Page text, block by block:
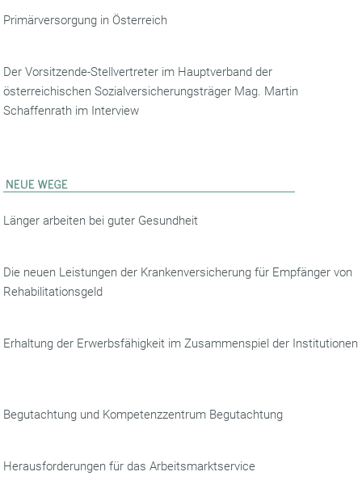
Primärversorgung in Österreich
Der Vorsitzende-Stellvertreter im Hauptverband der
österreichischen Sozialversicherungsträger Mag. Martin
Schaffenrath im Interview
Länger arbeiten bei guter Gesundheit
Die neuen Leistungen der Krankenversicherung für Empfänger von
Rehabilitationsgeld
Erhaltung der Erwerbsfähigkeit im Zusammenspiel der Institutionen
Begutachtung und Kompetenzzentrum Begutachtung
Herausforderungen für das Arbeitsmarktservice